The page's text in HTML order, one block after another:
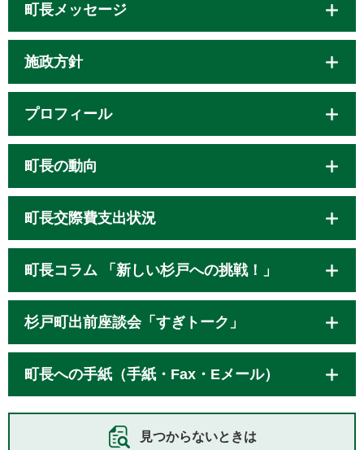
町長メッセージ
施政方針
プロフィール
町長の動向
町長交際費支出状況
町長コラム 「新しい杉戸への挑戦！」
杉戸町出前座談会「すぎトーク」
町長への手紙（手紙・Fax・Eメール）
見つからないときは